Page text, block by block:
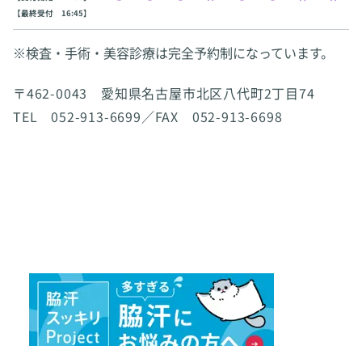
【最終受付 16:45】
※検査・手術・美容診療は完全予約制になっています。
〒462-0043 愛知県名古屋市北区八代町2丁目74
TEL 052-913-6699／FAX 052-913-6698